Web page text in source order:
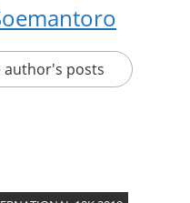
author's posts